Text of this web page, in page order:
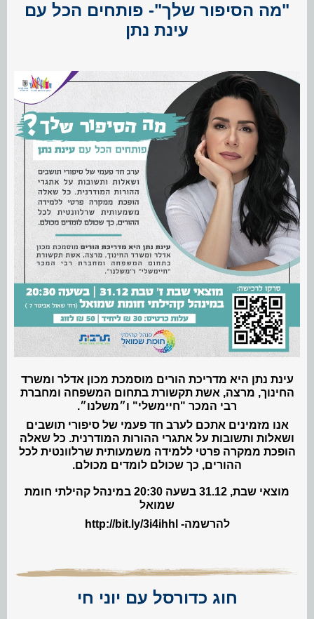
"מה הסיפור שלך"- פותחים הכל עם
עינת נתן
עינת נתן היא מדריכת הורים מוסמכת מכון אדלר ומשרד
החינוך, מרצה, אשת תקשורת בתחום המשפחה ומחברת
רבי המכר "חיימשלי" ו״משלנו״.
אנו מזמינים אתכם לערב חד פעמי של סיפורי תושבים
ושאלות ותשובות על אתגרי ההורות המודרנית. כל שאלה
הופכת ממקרה פרטי ללמידה משמעותית שרלוונטית לכל
ההורים, כך שכולם לומדים מכולם.
מוצאי שבת, 31.12 בשעה 20:30 במינהל קהילתי חומת
שמואל
להרשמה- http://bit.ly/3i4ihhl
חוג כדורסל עם יוני חי